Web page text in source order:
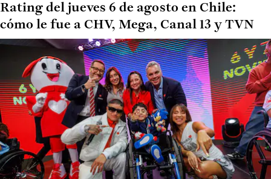
Rating del jueves 6 de agosto en Chile:
cómo le fue a CHV, Mega, Canal 13 y TVN